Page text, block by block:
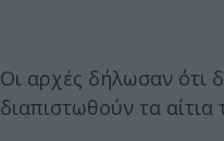
Οι αρχές δήλωσαν ότι
διαπιστωθούν τα